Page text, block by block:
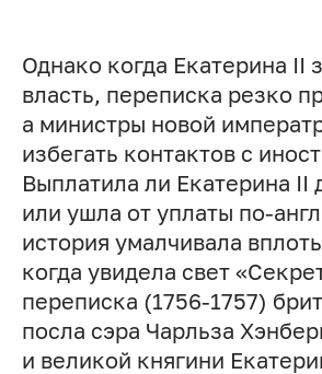
Однако когда Екатерина II
власть, переписка резко
а министры новой
избегать контактов с
Выплатила ли Екатерина II
или ушла от уплаты по-
история умалчивала
когда увидела свет
переписка (1756-1757)
посла сэра Чарльза
и великой княгини